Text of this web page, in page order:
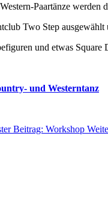
Paartänze werden
Two Step
und etwas Square
und Westerntanz
Beitrag: Workshop